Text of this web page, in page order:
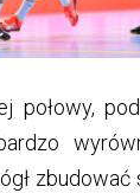
połowy,